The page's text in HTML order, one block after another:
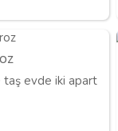
taş evde iki apart